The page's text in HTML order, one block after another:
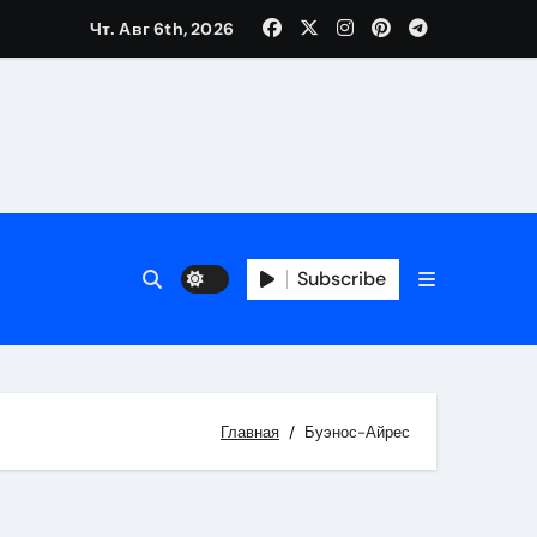
Чт. Авг 6th, 2026
Subscribe
Главная Буэнос-Айрес